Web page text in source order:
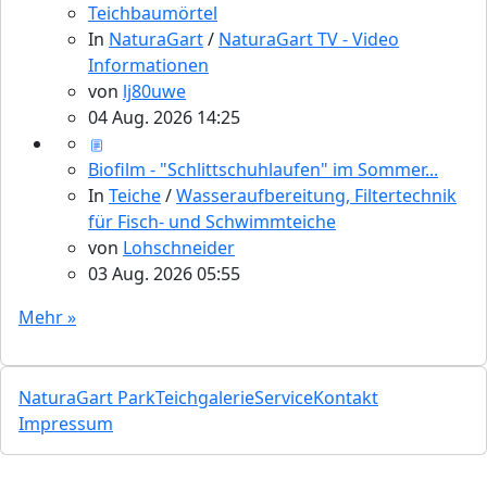
Teichbaumörtel
In NaturaGart/ NaturaGart TV - Video
Informationen
von lj80uwe
04 Aug. 2026 14:25
Biofilm - "Schlittschuhlaufen" im Sommer...
In Teiche/Wasseraufbereitung, Filtertechnik
für Fisch- und Schwimmteiche
von Lohschneider
03 Aug. 2026 05:55
Mehr »
NaturaGart ParkTeichgalerieServiceKontakt
Impressum